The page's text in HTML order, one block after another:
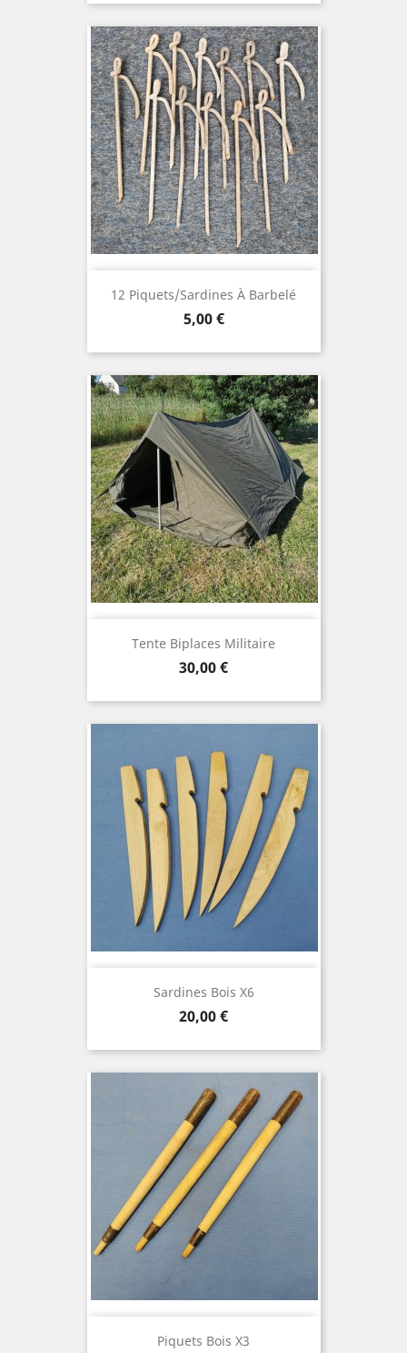
12 Piquets/sardines À Barbelé
Prix
5,00 €
Tente Biplaces Militaire
Prix
30,00 €
Sardines Bois X6
Prix
20,00 €
Piquets Bois X3